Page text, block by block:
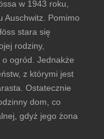
w 1943 roku,
Auschwitz. Pomimo
stara się
rodziny,
o ogród. Jednakże
z którymi jest
Ostatecznie
dom, co
gdyż jego żona